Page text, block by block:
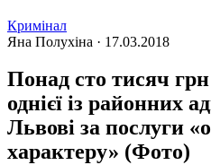
Кримінал
Яна Полухіна · 17.03.2018
Понад сто тисяч
однієї із районних
Львові за послуги
характеру» (Фото)